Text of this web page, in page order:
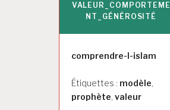
VALEUR_COMPORTEME
NT_GÉNÉROSITÉ
Auteur
comprendre-l-islam
Étiquettes : modèle,
prophète,valeur